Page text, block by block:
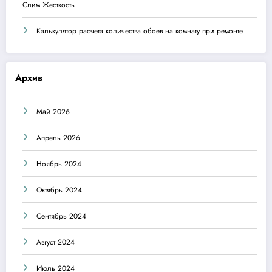
Слим Жесткость
Калькулятор расчета количества обоев на комнату при ремонте
Архив
Май 2026
Апрель 2026
Ноябрь 2024
Октябрь 2024
Сентябрь 2024
Август 2024
Июль 2024